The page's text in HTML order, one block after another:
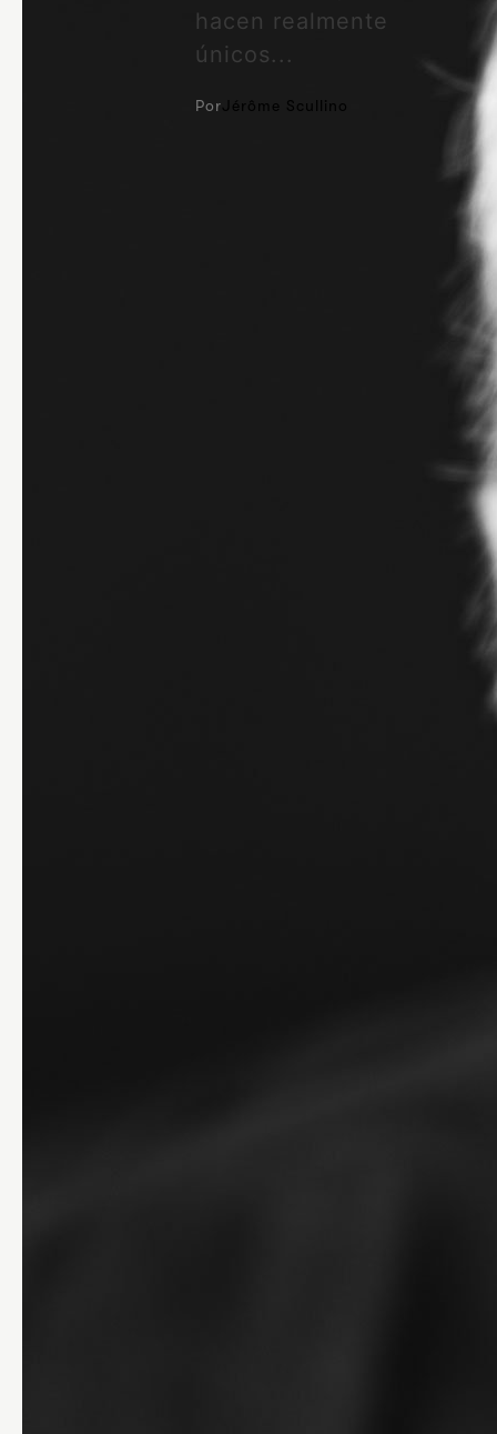
hacen realmente
únicos...
PorJérôme Scullino